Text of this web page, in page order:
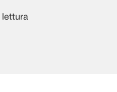
lettura